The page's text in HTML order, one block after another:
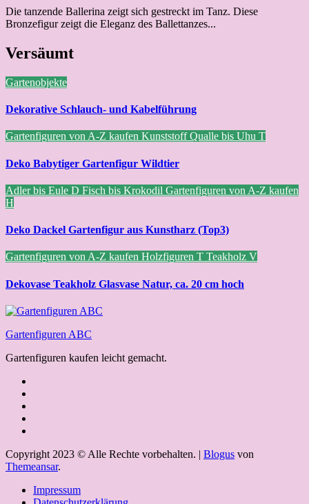
Die tanzende Ballerina zeigt sich gestreckt im Tanz. Diese
Bronzefigur zeigt die Eleganz des Ballettanzes...
Versäumt
Gartenobjekte
Dekorative Schlauch- und Kabelführung
Gartenfiguren von A-Z kaufen KunststoffQualle bis Uhu T
Deko Babytiger Gartenfigur Wildtier
Adler bis Eule D Fisch bis Krokodil Gartenfiguren von A-Z kaufen
H
Deko Dackel Gartenfigur aus Kunstharz (Top3)
Gartenfiguren von A-Z kaufen Holzfiguren T Teakholz V
Dekovase Teakholz Glasvase Natur, ca. 20 cm hoch
Gartenfiguren ABC
Gartenfiguren kaufen leicht gemacht.
Copyright 2023 © Alle Rechte vorbehalten. | Blogus von
Themeansar.
Impressum